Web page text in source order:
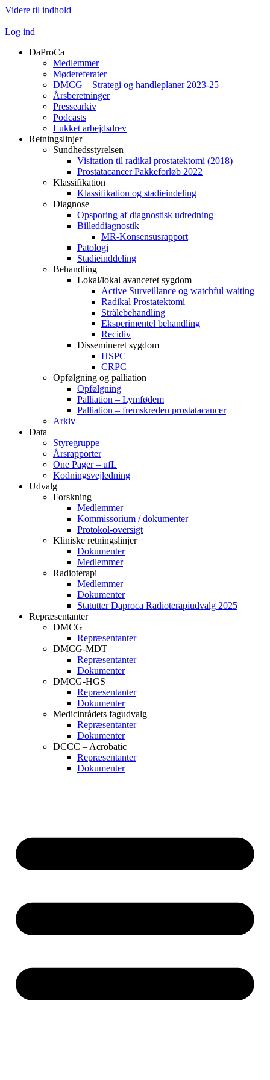
Videre til indhold
Log ind
DaProCa
Medlemmer
Mødereferater
DMCG – Strategi og handleplaner 2023-25
Årsberetninger
Pressearkiv
Podcasts
Lukket arbejdsdrev
Retningslinjer
Sundhedsstyrelsen
Visitation til radikal prostatektomi (2018)
Prostatacancer Pakkeforløb 2022
Klassifikation
Klassifikation og stadieindeling
Diagnose
Opsporing af diagnostisk udredning
Billeddiagnostik
MR-Konsensusrapport
Patologi
Stadieinddeling
Behandling
Lokal/lokal avanceret sygdom
Active Surveillance og watchful waiting
Radikal Prostatektomi
Strålebehandling
Eksperimentel behandling
Recidiv
Dissemineret sygdom
HSPC
CRPC
Opfølgning og palliation
Opfølgning
Palliation – Lymfødem
Palliation – fremskreden prostatacancer
Arkiv
Data
Styregruppe
Årsrapporter
One Pager – ufL
Kodningsvejledning
Udvalg
Forskning
Medlemmer
Kommissorium / dokumenter
Protokol-oversigt
Kliniske retningslinjer
Dokumenter
Medlemmer
Radioterapi
Medlemmer
Dokumenter
Statutter Daproca Radioterapiudvalg 2025
Repræsentanter
DMCG
Repræsentanter
DMCG-MDT
Repræsentanter
Dokumenter
DMCG-HGS
Repræsentanter
Dokumenter
Medicinrådets fagudvalg
Repræsentanter
Dokumenter
DCCC – Acrobatic
Repræsentanter
Dokumenter